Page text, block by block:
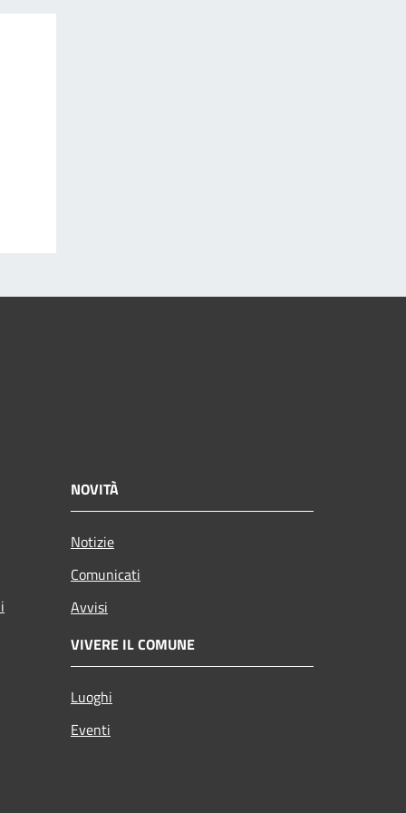
NOVITÀ
Notizie
Comunicati
Avvisi
VIVERE IL COMUNE
Luoghi
Eventi